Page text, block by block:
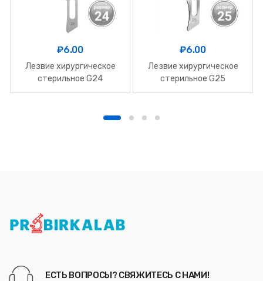
₽6.00
Лезвие хирургическое
стерильное G24
₽6.00
Лезвие хирургическое
стерильное G25
ЕСТЬ ВОПРОСЫ? СВЯЖИТЕСЬ С НАМИ!